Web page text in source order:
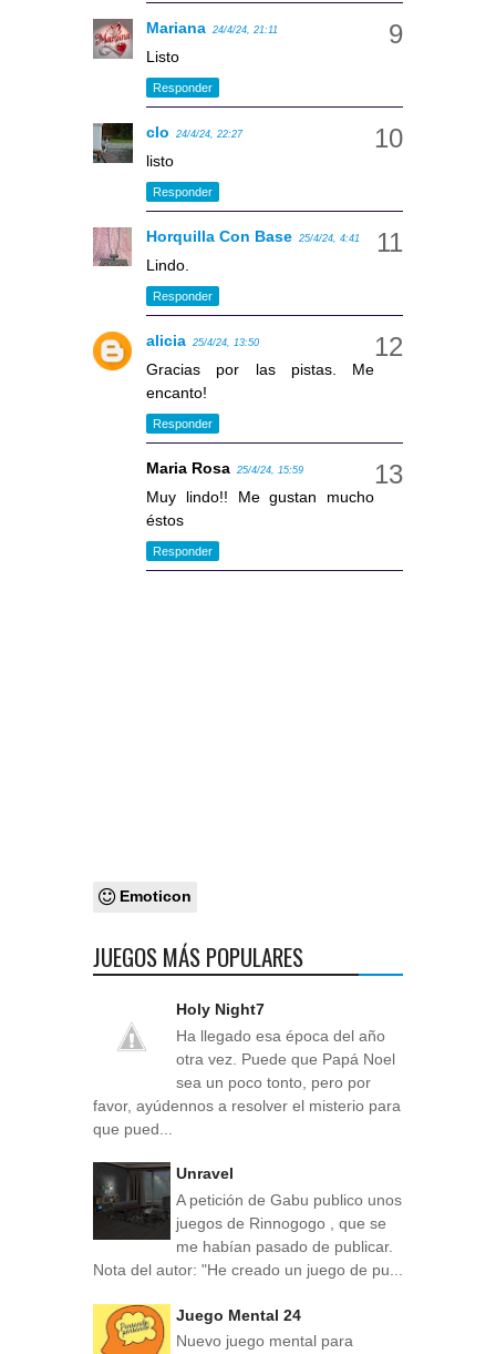
Mariana 24/4/24, 21:11
Listo
Responder
clo 24/4/24, 22:27
listo
Responder
Horquilla Con Base 25/4/24, 4:41
Lindo.
Responder
alicia 25/4/24, 13:50
Gracias por las pistas. Me
encanto!
Responder
Maria Rosa 25/4/24, 15:59
Muy lindo!! Me gustan mucho
éstos
Responder
Emoticon
JUEGOS MÁS POPULARES
Holy Night7
Ha llegado esa época del año
otra vez. Puede que Papá Noel
sea un poco tonto, pero por
favor, ayúdennos a resolver el misterio para
que pued...
Unravel
A petición de Gabu publico unos
juegos de Rinnogogo , que se
me habían pasado de publicar.
Nota del autor: "He creado un juego de pu...
Juego Mental 24
Nuevo juego mental para